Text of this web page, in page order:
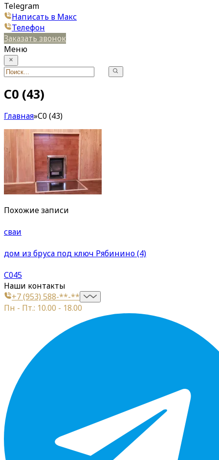
Telegram
Написать в Макс
Телефон
Заказать звонок
Меню
С0 (43)
Главная»С0 (43)
Похожие записи
сваи
дом из бруса под ключ Рябинино (4)
С045
Наши контакты
+7 (953) 588-**-**
Пн - Пт.: 10.00 - 18.00